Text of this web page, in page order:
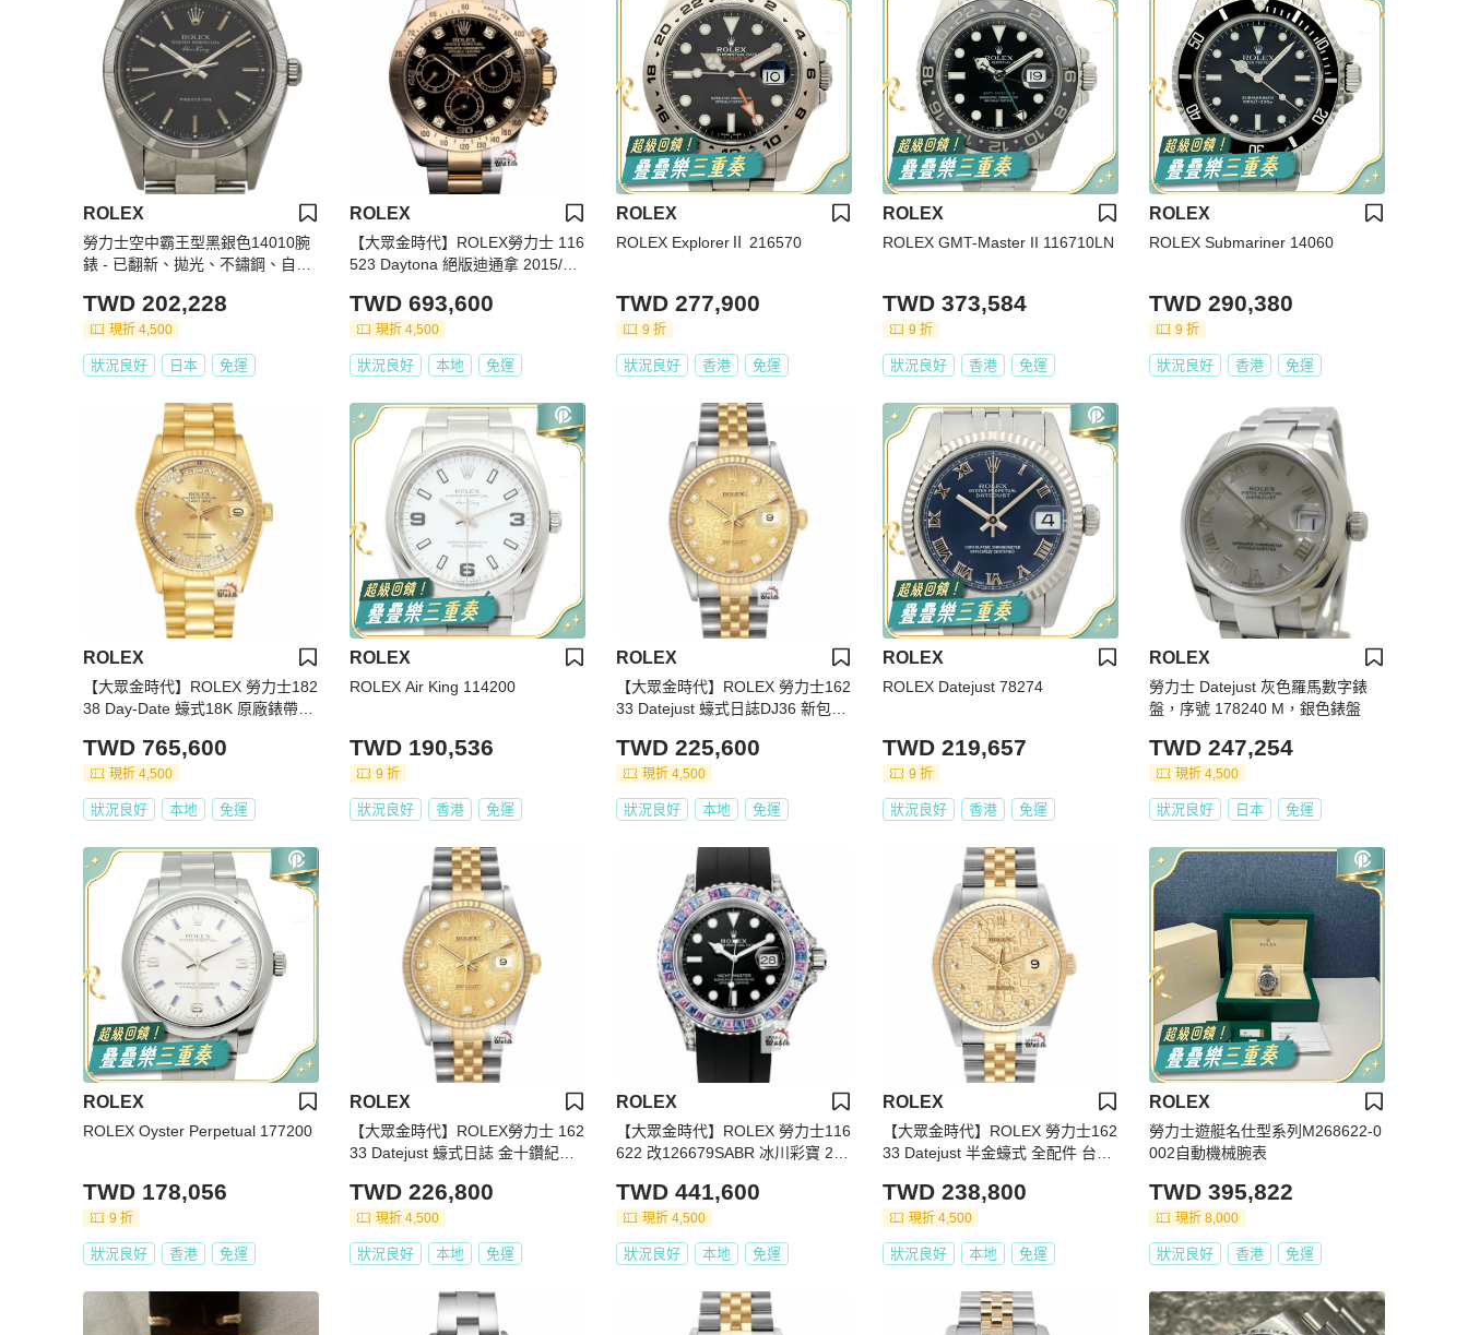
ROLEX
勞力士空中霸王型黑銀色14010腕
錶 - 已翻新、拋光、不鏽鋼、自動
TWD 202,228
現折 4,500
狀況良好 日本 免運
ROLEX
【大眾金時代】ROLEX勞力士 116
523 Daytona 絕版迪通拿 2015/09
TWD 693,600
現折 4,500
狀況良好 本地 免運
ROLEX
ROLEX ExplorerⅡ 216570
TWD 277,900
9 折
狀況良好 香港 免運
ROLEX
ROLEX GMT-Master II 116710LN
TWD 373,584
9 折
狀況良好 香港 免運
ROLEX
ROLEX Submariner 14060
TWD 290,380
9 折
狀況良好 香港 免運
ROLEX
【大眾金時代】ROLEX 勞力士182
38 Day-Date 蠔式18K 原廠錶帶未
盤 底蓋原廠貼紙 大眾金時代G255
TWD 765,600
現折 4,500
狀況良好 本地 免運
ROLEX
ROLEX Air King 114200
TWD 190,536
9 折
狀況良好 香港 免運
ROLEX
【大眾金時代】ROLEX 勞力士162
33 Datejust 蠔式日誌DJ36 新包台
0
TWD 225,600
現折 4,500
狀況良好 本地 免運
ROLEX
ROLEX Datejust 78274
TWD 219,657
9 折
狀況良好 香港 免運
ROLEX
勞力士 Datejust 灰色羅馬數字錶
盤，序號 178240 M，銀色錶盤
TWD 247,254
現折 4,500
狀況良好 日本 免運
ROLEX
ROLEX Oyster Perpetual 177200
TWD 178,056
9 折
狀況良好 香港 免運
ROLEX
【大眾金時代】ROLEX勞力士 162
33 Datejust 蠔式日誌 金十鑽紀念
鍊 大眾金時代G303
TWD 226,800
現折 4,500
狀況良好 本地 免運
ROLEX
【大眾金時代】ROLEX 勞力士116
622 改126679SABR 冰川彩寶 201
錶徑40mm 自動上鍊 大眾金時代B
1502
TWD 441,600
現折 4,500
狀況良好 本地 免運
ROLEX
【大眾金時代】ROLEX 勞力士162
33 Datejust 半金蠔式 全配件 台灣
錶耳無孔 大眾金時代G297
TWD 238,800
現折 4,500
狀況良好 本地 免運
ROLEX
勞力士遊艇名仕型系列M268622-0
002自動機械腕表
TWD 395,822
現折 8,000
狀況良好 香港 免運